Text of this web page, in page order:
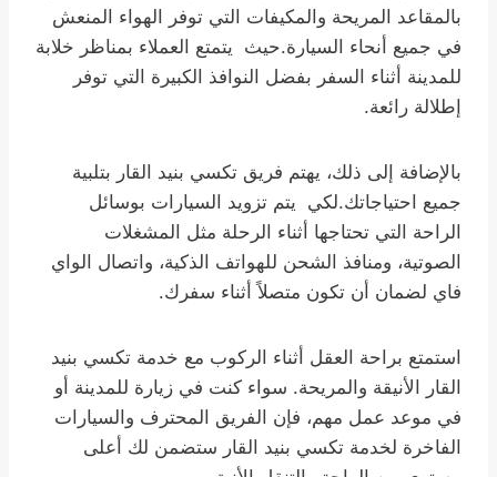
بالمقاعد المريحة والمكيفات التي توفر الهواء المنعش
في جميع أنحاء السيارة.حيث يتمتع العملاء بمناظر خلابة
للمدينة أثناء السفر بفضل النوافذ الكبيرة التي توفر
إطلالة رائعة.
بالإضافة إلى ذلك، يهتم فريق تكسي بنيد القار بتلبية
جميع احتياجاتك.لكي يتم تزويد السيارات بوسائل
الراحة التي تحتاجها أثناء الرحلة مثل المشغلات
الصوتية، ومنافذ الشحن للهواتف الذكية، واتصال الواي
فاي لضمان أن تكون متصلاً أثناء سفرك.
استمتع براحة العقل أثناء الركوب مع خدمة تكسي بنيد
القار الأنيقة والمريحة. سواء كنت في زيارة للمدينة أو
في موعد عمل مهم، فإن الفريق المحترف والسيارات
الفاخرة لخدمة تكسي بنيد القار ستضمن لك أعلى